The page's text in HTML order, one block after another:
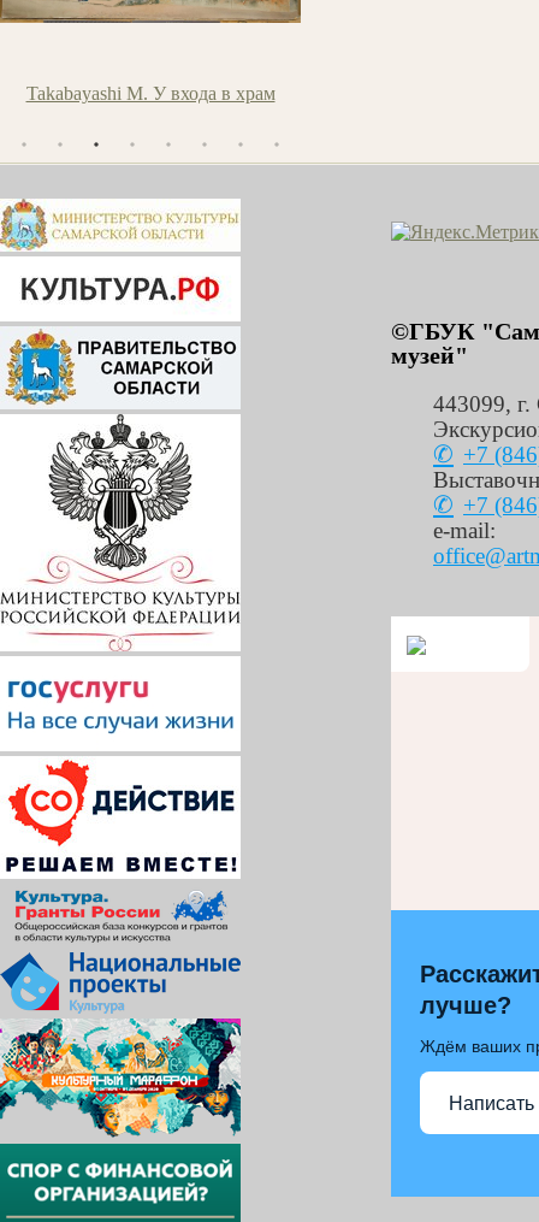
Takabayashi M. У входа в храм
©ГБУК
музей"
443099, г.
+7
+7
e-mail:
лучше?
Ждём ваших
Написать